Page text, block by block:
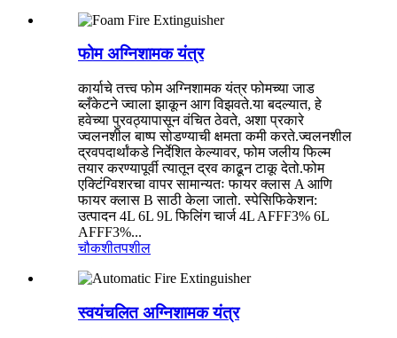
फोम अग्निशामक यंत्र
कार्याचे तत्त्व फोम अग्निशामक यंत्र फोमच्या जाड
ब्लँकेटने ज्वाला झाकून आग विझवते.या बदल्यात, हे
हवेच्या पुरवठ्यापासून वंचित ठेवते, अशा प्रकारे
ज्वलनशील बाष्प सोडण्याची क्षमता कमी करते.ज्वलनशील
द्रवपदार्थांकडे निर्देशित केल्यावर, फोम जलीय फिल्म
तयार करण्यापूर्वी त्यातून द्रव काढून टाकू देतो.फोम
एक्टिंग्विशरचा वापर सामान्यतः फायर क्लास A आणि
फायर क्लास B साठी केला जातो. स्पेसिफिकेशन:
उत्पादन 4L 6L 9L फिलिंग चार्ज 4L AFFF3% 6L
AFFF3%...
चौकशीतपशील
स्वयंचलित अग्निशामक यंत्र